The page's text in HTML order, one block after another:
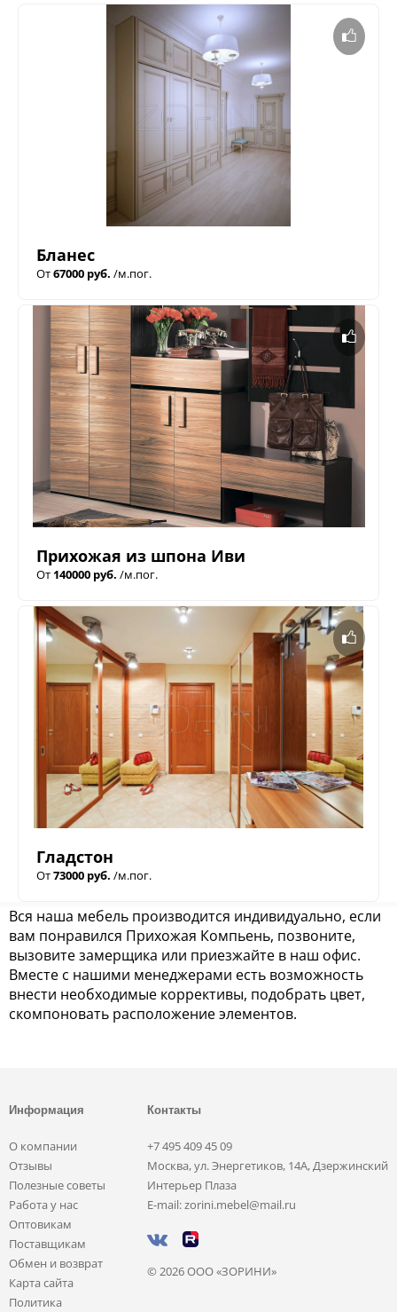
Бланес
От67000 руб. /м.пог.
Прихожая из шпона Иви
От 140000 руб. /м.пог.
Гладстон
От73000 руб. /м.пог.
Вся наша мебель производится индивидуально, если
вам понравился Прихожая Компьень, позвоните,
вызовите замерщика или приезжайте в наш офис.
Вместе с нашими менеджерами есть возможность
внести необходимые коррективы, подобрать цвет,
скомпоновать расположение элементов.
Информация
О компании
Отзывы
Полезные советы
Работа у нас
Оптовикам
Поставщикам
Обмен и возврат
Карта сайта
Политика
Контакты
+7 495 409 45 09
Москва, ул. Энергетиков, 14А, Дзержинский
Интерьер Плаза
E-mail: zorini.mebel@mail.ru
© 2026 ООО «ЗОРИНИ»